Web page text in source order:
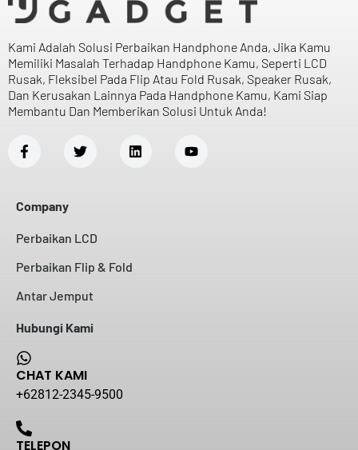
Kami Adalah Solusi Perbaikan Handphone Anda, Jika Kamu
Memiliki Masalah Terhadap Handphone Kamu, Seperti LCD
Rusak, Fleksibel Pada Flip Atau Fold Rusak, Speaker Rusak,
Dan Kerusakan Lainnya Pada Handphone Kamu, Kami Siap
Membantu Dan Memberikan Solusi Untuk Anda!
Company
Perbaikan LCD
Perbaikan Flip & Fold
Antar Jemput
Hubungi Kami
CHAT KAMI
+62812-2345-9500
TELEPON